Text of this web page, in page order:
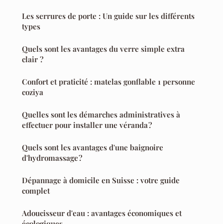
Les serrures de porte : Un guide sur les différents
types
Quels sont les avantages du verre simple extra
clair ?
Confort et praticité : matelas gonflable 1 personne
coziya
Quelles sont les démarches administratives à
effectuer pour installer une véranda ?
Quels sont les avantages d'une baignoire
d'hydromassage ?
Dépannage à domicile en Suisse : votre guide
complet
Adoucisseur d'eau : avantages économiques et